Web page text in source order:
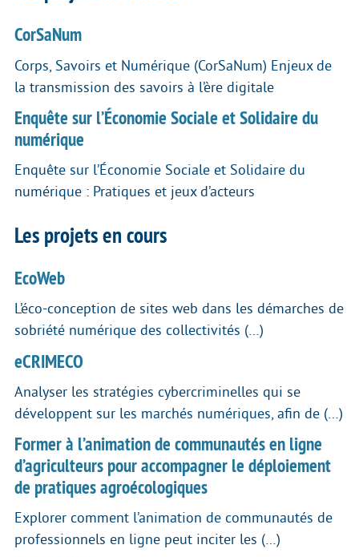
CorSaNum
Corps, Savoirs et Numérique (CorSaNum) Enjeux de
la transmission des savoirs à l’ère digitale
Enquête sur l’Économie Sociale et Solidaire du
numérique
Enquête sur l’Économie Sociale et Solidaire du
numérique : Pratiques et jeux d’acteurs
Les projets en cours
EcoWeb
L’éco-conception de sites web dans les démarches de
sobriété numérique des collectivités (…)
eCRIMECO
Analyser les stratégies cybercriminelles qui se
développent sur les marchés numériques, afin de (…)
Former à l’animation de communautés en ligne
d’agriculteurs pour accompagner le déploiement
de pratiques agroécologiques
Explorer comment l’animation de communautés de
professionnels en ligne peut inciter les (…)